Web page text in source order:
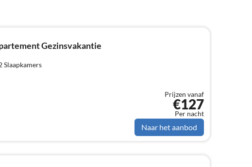
Gezinsvakantie
Slaapkamers
Prijzen vanaf
€127
Per nacht
Naar het aanbod